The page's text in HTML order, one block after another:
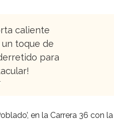
caliente
toque de
para
en la Carrera 36 con la